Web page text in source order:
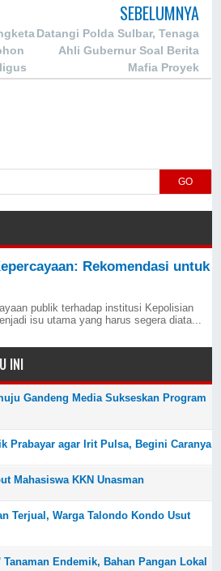
SEBELUMNYA
Datangi Polda Sulbar, Tenaga
Ahli Gubernur Soal Berita
Mafia Proyek
GO
Rekomendasi untuk
publik terhadap institusi Kepolisian
isu utama yang harus segera diata...
INI
Gandeng Media Sukseskan Program
Prabayar agar Irit Pulsa, Begini Caranya
Mahasiswa KKN Unasman
Terjual, Warga Talondo Kondo Usut
Endemik, Bahan Pangan Lokal